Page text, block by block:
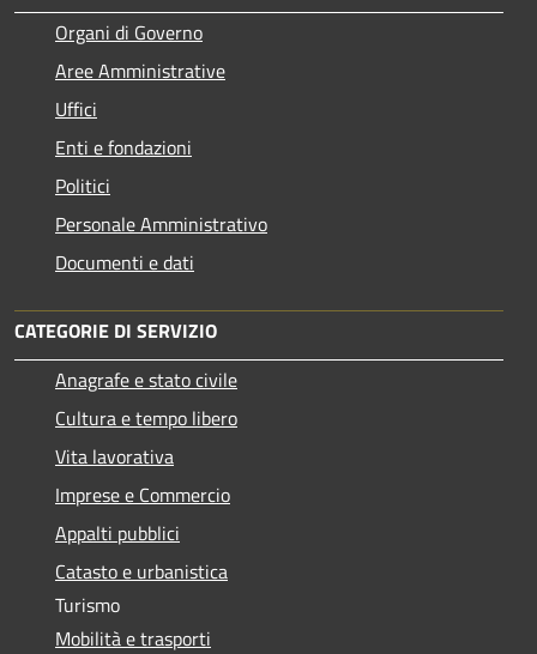
Organi di Governo
Aree Amministrative
Uffici
Enti e fondazioni
Politici
Personale Amministrativo
Documenti e dati
CATEGORIE DI SERVIZIO
Anagrafe e stato civile
Cultura e tempo libero
Vita lavorativa
Imprese e Commercio
Appalti pubblici
Catasto e urbanistica
Turismo
Mobilità e trasporti